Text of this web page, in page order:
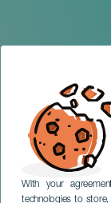
With your
technologies to